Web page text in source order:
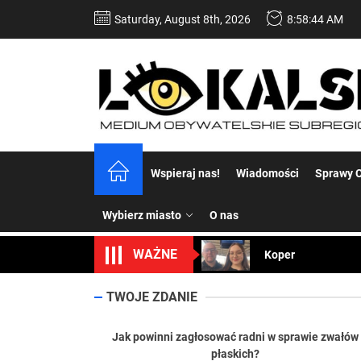
Saturday, August 8th, 2026 8:58:45 AM
Wspieraj nas! Wiadomości Sprawy
Wybierz miasto O nas
WAŻNE
Koper – część 2.
Uwaga Dębieńsko
TWOJE ZDANIE
Jak powinni zagłosować radni w sprawie zwałów
płaskich?